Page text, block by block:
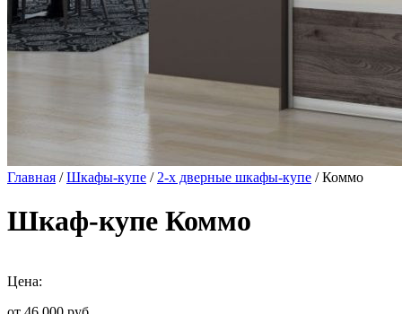
Главная /Шкафы-купе / 2-х дверные шкафы-купе / Коммо
Шкаф-купе Коммо
Цена: